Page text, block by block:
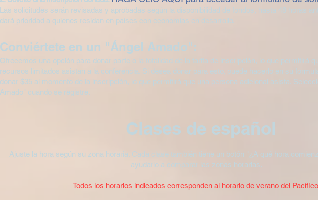
Las solicitudes serán revisadas y aprobadas según la disponibilidad de fondos, hasta 48 horas
dará prioridad a quienes residan en países con economías en desarrollo.
Conviértete en un "Ángel Amado":
Ofrecemos una opción para donar parte o la totalidad de la tarifa de inscripción, lo que permitirá
recursos limitados asistan a la conferencia. Si desea donar para esto, puede hacerlo en su
donar $35 al momento de la inscripción, lo que permitirá que una persona adicional asista.
Amado" cuando se registre.
Clases de español
Ajuste la hora según su zona horaria. Cada clase también tiene un botón "¿A qué hora
ayudarlo a comparar las zonas horarias.
Todos los horarios indicados corresponden al horario de verano del